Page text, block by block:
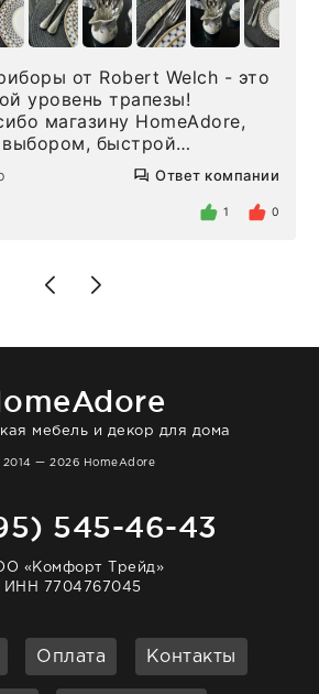
от Robert Welch - это
уровень трапезы!
магазину HomeAdore,
выбором, быстрой
сервисом. Один раз
забирала чайные ложки,
антикварной посуды,
остальные приборы -
на следующий день к
быстро. Взаимодействием
Ответ компании
1 0
мебель и декор для дома
2014 — 2026 HomeAdore
545-46-43
«Комфорт Трейд»
ИНН 7704767045
Оплата Контакты